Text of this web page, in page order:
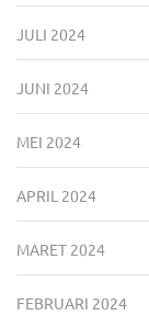
JULI 2024
JUNI 2024
MEI 2024
APRIL 2024
MARET 2024
FEBRUARI 2024